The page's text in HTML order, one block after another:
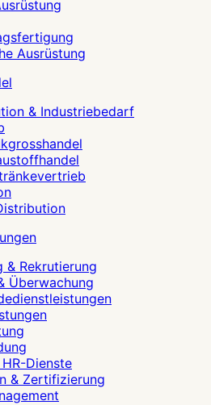
Ausrüstung
& Industriebedarf
& Rekrutierung
Überwachung
Dienste
& Zertifizierung